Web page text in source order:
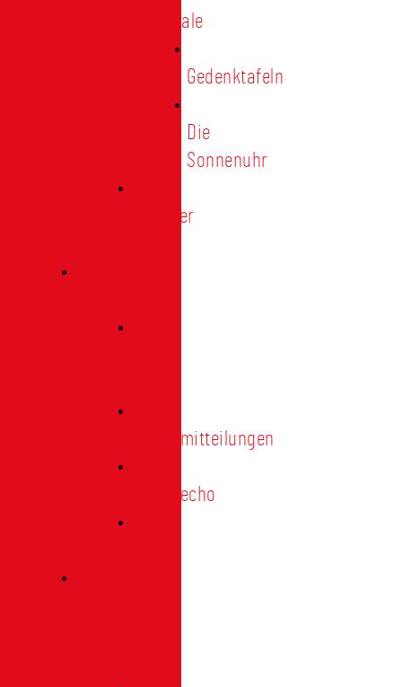
Denkmale
Gedenktafeln
Die
Sonnenuhr
Ratinger
Pressemitteilungen
Presseecho